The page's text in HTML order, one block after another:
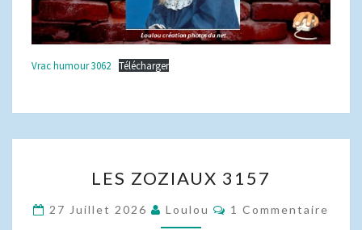
Vrac humour 3062 Télécharger
ZOZIAUX
3157
LES ZOZIAUX 3157
27 Juillet 2026 Loulou Commentaires
1 Commentaire